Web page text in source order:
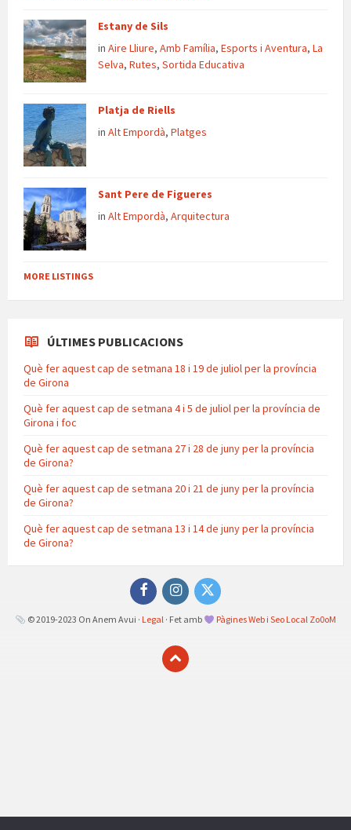
Estany de Sils
in Aire Lliure, Amb Família, Esports i Aventura, La
Selva, Rutes, Sortida Educativa
Platja de Riells
in Alt Empordà, Platges
Sant Pere de Figueres
in Alt Empordà, Arquitectura
MORE LISTINGS
ÚLTIMES PUBLICACIONS
Què fer aquest cap de setmana 18 i 19 de juliol per la província
de Girona
Què fer aquest cap de setmana 4 i 5 de juliol per la província de
Girona i foc
Què fer aquest cap de setmana 27 i 28 de juny per la província
de Girona?
Què fer aquest cap de setmana 20 i 21 de juny per la província
de Girona?
Què fer aquest cap de setmana 13 i 14 de juny per la província
de Girona?
FacebookInstagramTwitter
© 2019-2023 On Anem Avui · Legal · Fet amb Pàgines Web i Seo Local Zo0oM